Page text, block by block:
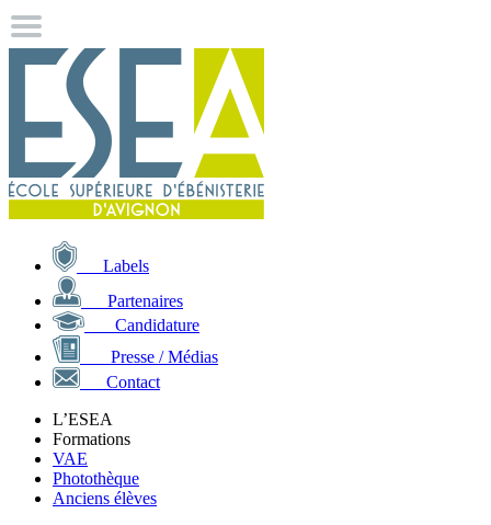
Labels
Partenaires
Candidature
Presse / Médias
Contact
L’ESEA
Formations
VAE
Photothèque
Anciens élèves